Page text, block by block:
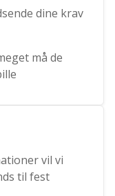
dine krav
må de
vil vi
til fest